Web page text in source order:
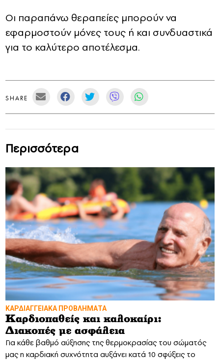
Οι παραπάνω θεραπείες μπορούν να
εφαρμοστούν μόνες τους ή και συνδυαστικά
για το καλύτερο αποτέλεσμα.
SHARE
Περισσότερα
ΚΑΡΔΙΑΓΓΕΙΑΚΑ ΠΡΟΒΛΗΜΑΤΑ
Καρδιοπαθείς και καλοκαίρι:
Διακοπές με ασφάλεια
Για κάθε βαθμό αύξησης της θερμοκρασίας του σώματός
μας η καρδιακή συχνότητα αυξάνει κατά 10 σφύξεις το